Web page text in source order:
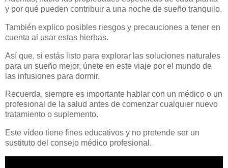
y por qué pueden contribuir a una noche de sueño tranquilo.
También explico posibles riesgos y precauciones a tener en
cuenta al usar estas hierbas.
Así que, si estás listo para explorar las soluciones naturales
para un sueño mejor, únete en este viaje por el mundo de
las infusiones para dormir.
Recuerda, siempre es importante hablar con un médico o un
profesional de la salud antes de comenzar cualquier nuevo
tratamiento o suplemento.
Este vídeo tiene fines educativos y no pretende ser un
sustituto del consejo médico profesional.